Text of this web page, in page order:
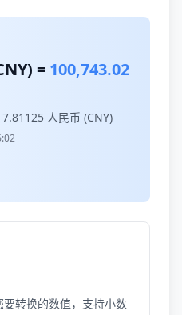
= 100,743.02
7.81125 人民币 (CNY)
转换的数值，支持小数